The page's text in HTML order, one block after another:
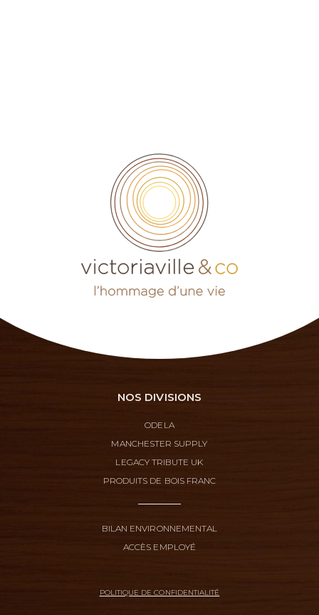
NOS DIVISIONS
ODELA
MANCHESTER SUPPLY
LEGACY TRIBUTE UK
PRODUITS DE BOIS FRANC
BILAN ENVIRONNEMENTAL
ACCÈS EMPLOYÉ
POLITIQUE DE CONFIDENTIALITÉ